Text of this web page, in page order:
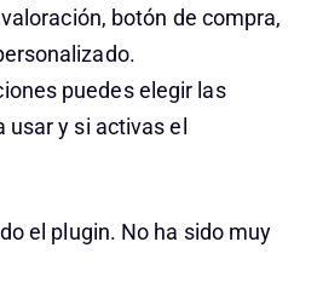
botón de compra,
puedes elegir las
y si activas el
el plugin. No ha sido muy